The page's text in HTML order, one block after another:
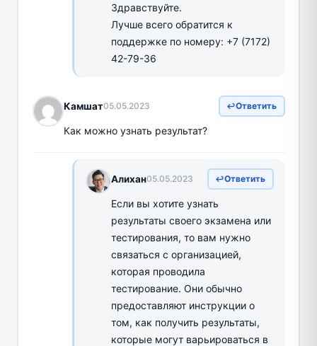
Здравствуйте.
Лучше всего обратится к
поддержке по номеру: +7 (7172)
42-79-36
Камшат05.05.2023 Ответить
Как можно узнать результат?
Алихан05.05.2023 Ответить
Если вы хотите узнать
результаты своего экзамена или
тестирования, то вам нужно
связаться с организацией,
которая проводила
тестирование. Они обычно
предоставляют инструкции о
том, как получить результаты,
которые могут варьироваться в